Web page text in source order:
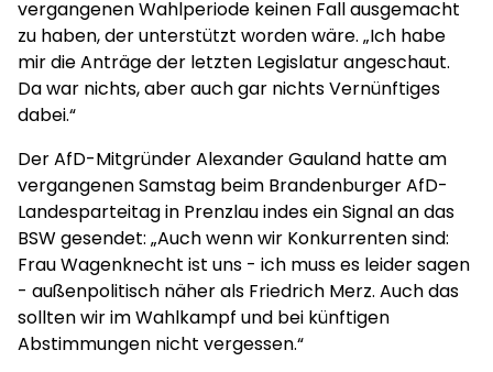
vergangenen Wahlperiode keinen Fall ausgemacht
zu haben, der unterstützt worden wäre. „Ich habe
mir die Anträge der letzten Legislatur angeschaut.
Da war nichts, aber auch gar nichts Vernünftiges
dabei.“
Der AfD-Mitgründer Alexander Gauland hatte am
vergangenen Samstag beim Brandenburger AfD-
Landesparteitag in Prenzlau indes ein Signal an das
BSW gesendet: „Auch wenn wir Konkurrenten sind:
Frau Wagenknecht ist uns - ich muss es leider sagen
- außenpolitisch näher als Friedrich Merz. Auch das
sollten wir im Wahlkampf und bei künftigen
Abstimmungen nicht vergessen.“